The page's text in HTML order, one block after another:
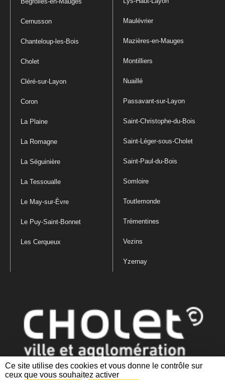
Ce site utilise des cookies et vous donne le contrôle sur
ceux que vous souhaitez activer
Cernusson
Chanteloup-les-Bois
Cholet
Cléré-sur-Layon
Coron
La Plaine
La Romagne
La Séguinière
La Tessoualle
Le May-sur-Èvre
Le Puy-Saint-Bonnet
Les Cerqueux
Maulévrier
Mazières-en-Mauges
Montilliers
Nuaillé
Passavant-sur-Layon
Saint-Christophe-du-Bois
Saint-Léger-sous-Cholet
Saint-Paul-du-Bois
Somloire
Toutlemonde
Trémentines
Vezins
Yzernay
Mentions légales|Politique de confidentialité